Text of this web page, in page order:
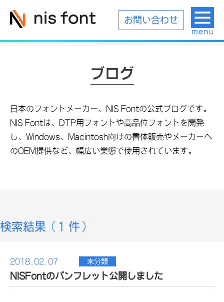
お問い合わせ
ブログ
日本のフォントメーカー、NIS Fontの公式ブログです。
NIS Fontは、DTP用フォントや高品位フォントを開発
し、Windows、Macintosh向けの書体販売やメーカーへ
のOEM提供など、幅広い業態で使用されています。
検索結果（1 件）
2018.02.07 未分類
NISFontのパンフレット公開しました